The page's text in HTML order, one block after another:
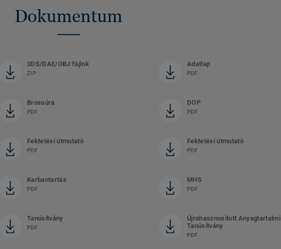
Dokumentum
3DS/DAE/OBJ fájlok
ZIP
Adatlap
PDF
Brossúra
PDF
DOP
PDF
Fektetési útmutató
PDF
Fektetési útmutató
PDF
Karbantartás
PDF
MHS
PDF
Tanúsítvány
PDF
Újrahasznosított Anyagtartalmi
Tanúsítvány
PDF